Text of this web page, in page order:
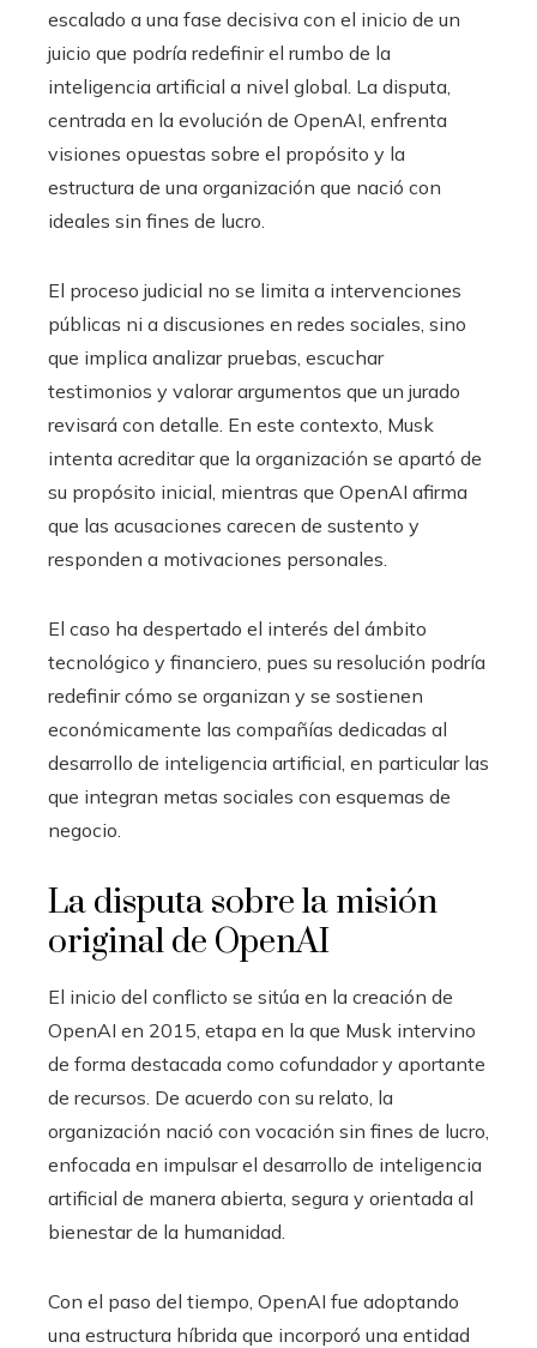
escalado a una fase decisiva con el inicio de un
juicio que podría redefinir el rumbo de la
inteligencia artificial a nivel global. La disputa,
centrada en la evolución de OpenAI, enfrenta
visiones opuestas sobre el propósito y la
estructura de una organización que nació con
ideales sin fines de lucro.
El proceso judicial no se limita a intervenciones
públicas ni a discusiones en redes sociales, sino
que implica analizar pruebas, escuchar
testimonios y valorar argumentos que un jurado
revisará con detalle. En este contexto, Musk
intenta acreditar que la organización se apartó de
su propósito inicial, mientras que OpenAI afirma
que las acusaciones carecen de sustento y
responden a motivaciones personales.
El caso ha despertado el interés del ámbito
tecnológico y financiero, pues su resolución podría
redefinir cómo se organizan y se sostienen
económicamente las compañías dedicadas al
desarrollo de inteligencia artificial, en particular las
que integran metas sociales con esquemas de
negocio.
La disputa sobre la misión
original de OpenAI
El inicio del conflicto se sitúa en la creación de
OpenAI en 2015, etapa en la que Musk intervino
de forma destacada como cofundador y aportante
de recursos. De acuerdo con su relato, la
organización nació con vocación sin fines de lucro,
enfocada en impulsar el desarrollo de inteligencia
artificial de manera abierta, segura y orientada al
bienestar de la humanidad.
Con el paso del tiempo, OpenAI fue adoptando
una estructura híbrida que incorporó una entidad